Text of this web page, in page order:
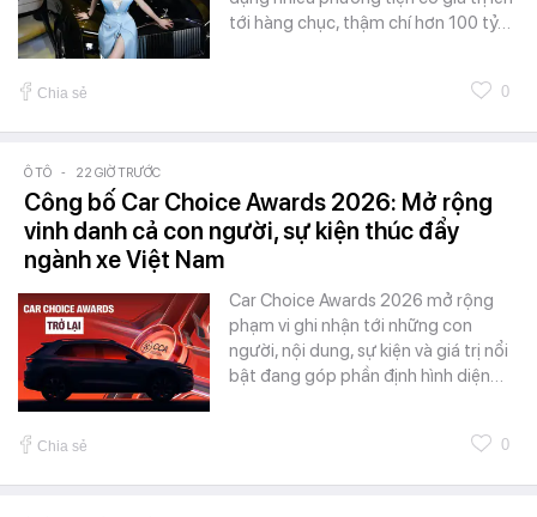
tới hàng chục, thậm chí hơn 100 tỷ…
Chia sẻ 0
Ô TÔ - 22 GIỜ TRƯỚC
Công bố Car Choice Awards 2026: Mở rộng
vinh danh cả con người, sự kiện thúc đẩy
ngành xe Việt Nam
Car Choice Awards 2026 mở rộng
phạm vi ghi nhận tới những con
người, nội dung, sự kiện và giá trị nổi
bật đang góp phần định hình diện…
Chia sẻ 0